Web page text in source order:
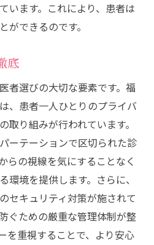
います。これにより、患者は
ができるのです。
底
者選びの大切な要素です。福
、患者一人ひとりのプライバ
取り組みが行われています。
ーテーションで区切られた診
らの視線を気にすることなく
環境を提供します。さらに、
セキュリティ対策が施されて
ぐための厳重な管理体制が整
を重視することで、より安心